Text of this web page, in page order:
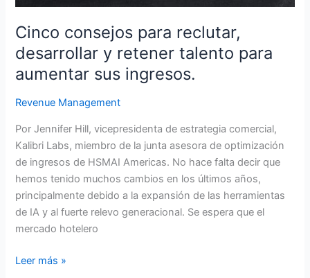
Cinco consejos para reclutar,
desarrollar y retener talento para
aumentar sus ingresos.
Revenue Management
Por Jennifer Hill, vicepresidenta de estrategia comercial,
Kalibri Labs, miembro de la junta asesora de optimización
de ingresos de HSMAI Americas. No hace falta decir que
hemos tenido muchos cambios en los últimos años,
principalmente debido a la expansión de las herramientas
de IA y al fuerte relevo generacional. Se espera que el
mercado hotelero
aumentar
sus
ingresos.
Leer más »